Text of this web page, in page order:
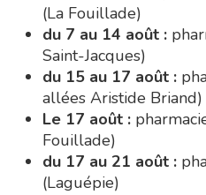
du 17 au 21 août :
(Laguépie)
du 21 au 28 août :
la République)
du 28 au 31 août :
Saint-Jacques)
Du 31 août au 4
Charignon-Dumas
du 4 au 11 septembre